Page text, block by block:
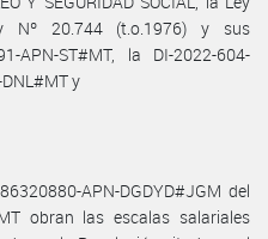
Nº 20.744 (t.o.1976) y sus
APN-ST#MT, la DI-2022-604-
y
APN-DGDYD#JGM del
obran las escalas salariales